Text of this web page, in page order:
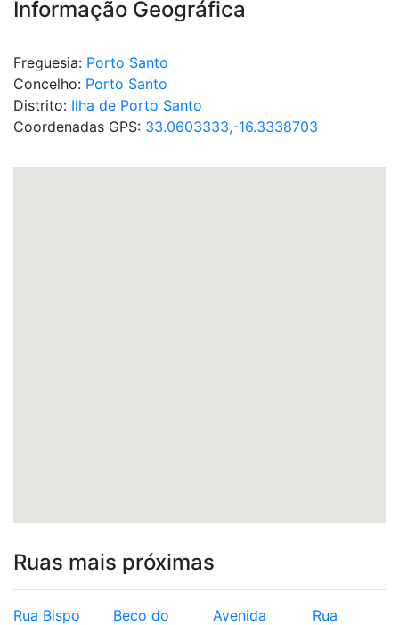
Informação Geográfica
Freguesia: Porto Santo
Concelho: Porto Santo
Distrito: Ilha de Porto Santo
Coordenadas GPS: 33.0603333,-16.3338703
Ruas mais próximas
Rua Bispo
Beco do
Avenida
Rua